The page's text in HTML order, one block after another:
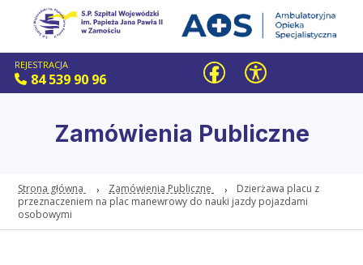
REJESTRACJA
84 539 90 96
Zamówienia Publiczne
Strona główna Zamówienia Publiczne
Dzierżawa placu z
przeznaczeniem na plac manewrowy do nauki jazdy pojazdami
osobowymi